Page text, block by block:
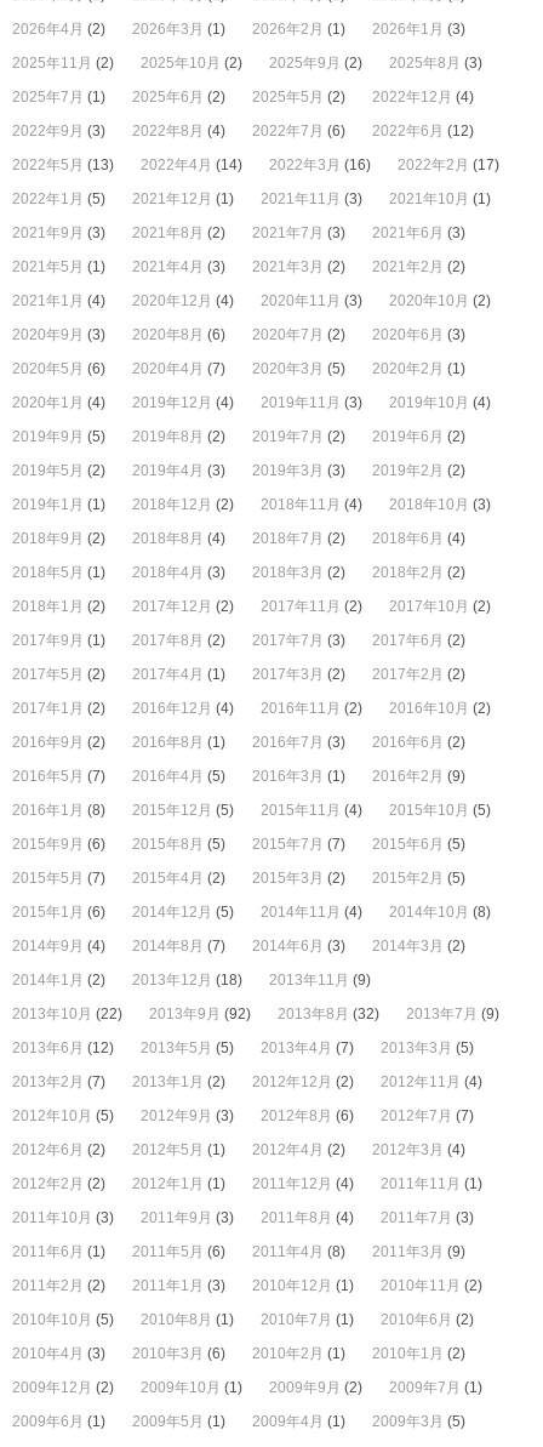
2026年4月 (2) 2026年3月 (1) 2026年2月 (1) 2026年1月 (3)
2025年11月 (2) 2025年10月 (2) 2025年9月 (2) 2025年8月 (3)
2025年7月 (1) 2025年6月 (2) 2025年5月 (2) 2022年12月 (4)
2022年9月 (3) 2022年8月 (4) 2022年7月 (6) 2022年6月 (12)
2022年5月 (13) 2022年4月 (14) 2022年3月 (16) 2022年2月 (17)
2022年1月 (5) 2021年12月 (1) 2021年11月 (3) 2021年10月 (1)
2021年9月 (3) 2021年8月 (2) 2021年7月 (3) 2021年6月 (3)
2021年5月 (1) 2021年4月 (3) 2021年3月 (2) 2021年2月 (2)
2021年1月 (4) 2020年12月 (4) 2020年11月 (3) 2020年10月 (2)
2020年9月 (3) 2020年8月 (6) 2020年7月 (2) 2020年6月 (3)
2020年5月 (6) 2020年4月 (7) 2020年3月 (5) 2020年2月 (1)
2020年1月 (4) 2019年12月 (4) 2019年11月 (3) 2019年10月 (4)
2019年9月 (5) 2019年8月 (2) 2019年7月 (2) 2019年6月 (2)
2019年5月 (2) 2019年4月 (3) 2019年3月 (3) 2019年2月 (2)
2019年1月 (1) 2018年12月 (2) 2018年11月 (4) 2018年10月 (3)
2018年9月 (2) 2018年8月 (4) 2018年7月 (2) 2018年6月 (4)
2018年5月 (1) 2018年4月 (3) 2018年3月 (2) 2018年2月 (2)
2018年1月 (2) 2017年12月 (2) 2017年11月 (2) 2017年10月 (2)
2017年9月 (1) 2017年8月 (2) 2017年7月 (3) 2017年6月 (2)
2017年5月 (2) 2017年4月 (1) 2017年3月 (2) 2017年2月 (2)
2017年1月 (2) 2016年12月 (4) 2016年11月 (2) 2016年10月 (2)
2016年9月 (2) 2016年8月 (1) 2016年7月 (3) 2016年6月 (2)
2016年5月 (7) 2016年4月 (5) 2016年3月 (1) 2016年2月 (9)
2016年1月 (8) 2015年12月 (5) 2015年11月 (4) 2015年10月 (5)
2015年9月 (6) 2015年8月 (5) 2015年7月 (7) 2015年6月 (5)
2015年5月 (7) 2015年4月 (2) 2015年3月 (2) 2015年2月 (5)
2015年1月 (6) 2014年12月 (5) 2014年11月 (4) 2014年10月 (8)
2014年9月 (4) 2014年8月 (7) 2014年6月 (3) 2014年3月 (2)
2014年1月 (2) 2013年12月 (18) 2013年11月 (9)
2013年10月 (22) 2013年9月 (92) 2013年8月 (32) 2013年7月 (9)
2013年6月 (12) 2013年5月 (5) 2013年4月 (7) 2013年3月 (5)
2013年2月 (7) 2013年1月 (2) 2012年12月 (2) 2012年11月 (4)
2012年10月 (5) 2012年9月 (3) 2012年8月 (6) 2012年7月 (7)
2012年6月 (2) 2012年5月 (1) 2012年4月 (2) 2012年3月 (4)
2012年2月 (2) 2012年1月 (1) 2011年12月 (4) 2011年11月 (1)
2011年10月 (3) 2011年9月 (3) 2011年8月 (4) 2011年7月 (3)
2011年6月 (1) 2011年5月 (6) 2011年4月 (8) 2011年3月 (9)
2011年2月 (2) 2011年1月 (3) 2010年12月 (1) 2010年11月 (2)
2010年10月 (5) 2010年8月 (1) 2010年7月 (1) 2010年6月 (2)
2010年4月 (3) 2010年3月 (6) 2010年2月 (1) 2010年1月 (2)
2009年12月 (2) 2009年10月 (1) 2009年9月 (2) 2009年7月 (1)
2009年6月 (1) 2009年5月 (1) 2009年4月 (1) 2009年3月 (5)